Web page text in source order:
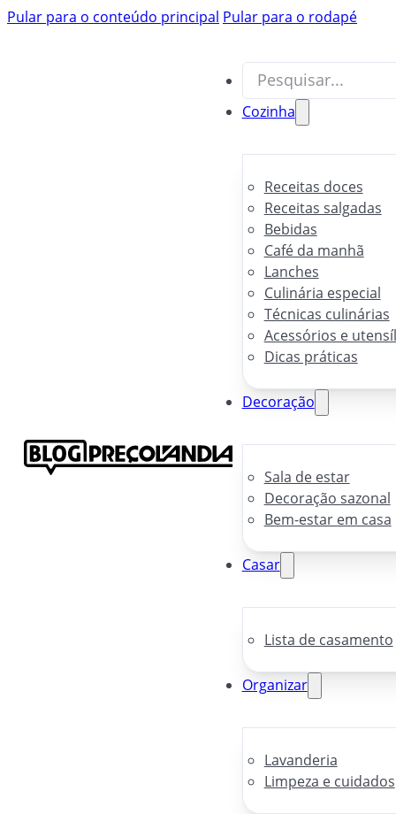
Pular para o conteúdo principal Pular para o rodapé
Pesquisar
Cozinha
Receitas doces
Receitas salgadas
Bebidas
Café da manhã
Lanches
Culinária especial
Técnicas culinárias
Acessórios e
Dicas práticas
Decoração
Sala de estar
Decoração sazonal
Bem-estar em casa
Casar
Lista de casamento
Organizar
Lavanderia
Limpeza e cuidados
Pesquisar